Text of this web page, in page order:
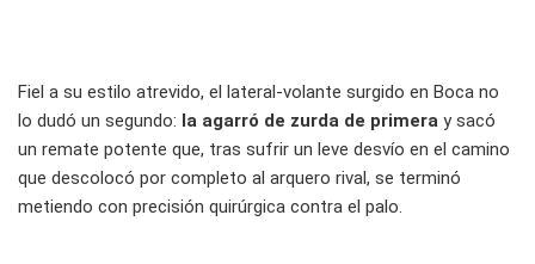
Fiel a su estilo atrevido, el lateral-volante surgido en Boca no
lo dudó un segundo: la agarró de zurda de primera y sacó
un remate potente que, tras sufrir un leve desvío en el camino
que descolocó por completo al arquero rival, se terminó
metiendo con precisión quirúrgica contra el palo.